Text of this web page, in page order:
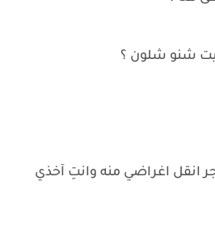
شنو شلون ؟
انقل اغراضي منه وانتِ آخذي